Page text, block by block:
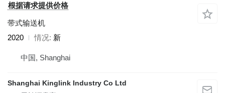
根据请求提供价格
带式输送机
2020
情况 新
中国, Shanghai
Shanghai Kinglink Industry Co Ltd